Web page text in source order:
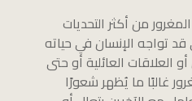
من أكثر التحديات
قد تواجه الإنسان في حياته
العلاقات العائلية أو حتى
غالبًا ما يُظهر شعورًا